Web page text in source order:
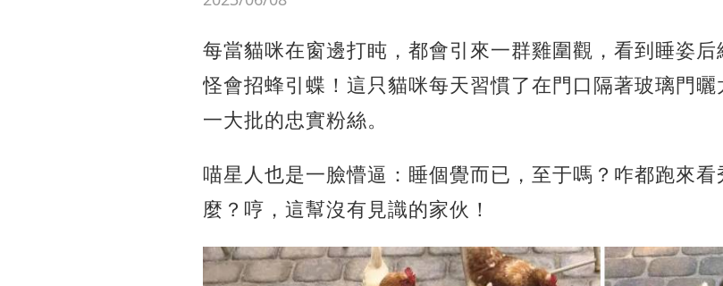
每當貓咪在窗邊打盹，都會引來一群雞圍觀，看到睡姿
怪會招蜂引蝶！ 這只貓咪每天習慣了在門口隔著玻璃門曬
一大批的忠實粉絲。
喵星人也是一臉懵逼：睡個覺而已，至于嗎？咋都跑來
麼？哼，這幫沒有見識的家伙！